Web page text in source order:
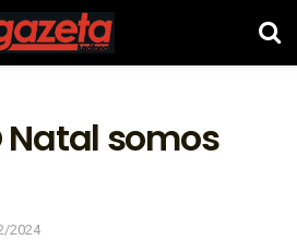
Natal somos
2024